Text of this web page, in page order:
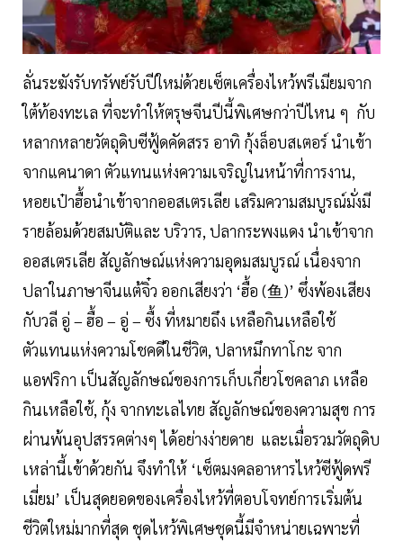
ลั่นระฆังรับทรัพย์รับปีใหม่ด้วยเซ็ตเครื่องไหว้พรีเมียมจาก
ใต้ท้องทะเล ที่จะทำให้ตรุษจีนปีนี้พิเศษกว่าปีไหน ๆ กับ
หลากหลายวัตถุดิบซีฟู้ดคัดสรร อาทิ กุ้งล็อบสเตอร์ นำเข้า
จากแคนาดา ตัวแทนแห่งความเจริญในหน้าที่การงาน,
หอยเป๋าฮื้อนำเข้าจากออสเตรเลีย เสริมความสมบูรณ์มั่งมี
รายล้อมด้วยสมบัติและ บริวาร, ปลากระพงแดง นำเข้าจาก
ออสเตรเลีย สัญลักษณ์แห่งความอุดมสมบูรณ์ เนื่องจาก
ปลาในภาษาจีนแต้จิ๋ว ออกเสียงว่า ‘ฮื้อ (鱼)’ ซึ่งพ้องเสียง
กับวลี อู่ – ฮื้อ – อู่ – ซื้ง ที่หมายถึง เหลือกินเหลือใช้
ตัวแทนแห่งความโชคดีในชีวิต, ปลาหมึกทาโกะ จาก
แอฟริกา เป็นสัญลักษณ์ของการเก็บเกี่ยวโชคลาภ เหลือ
กินเหลือใช้, กุ้ง จากทะเลไทย สัญลักษณ์ของความสุข การ
ผ่านพ้นอุปสรรคต่างๆ ได้อย่างง่ายดาย และเมื่อรวมวัตถุดิบ
เหล่านี้เข้าด้วยกัน จึงทำให้ ‘เซ็ตมงคลอาหารไหว้ซีฟู้ดพรี
เมี่ยม’ เป็นสุดยอดของเครื่องไหว้ที่ตอบโจทย์การเริ่มต้น
ชีวิตใหม่มากที่สุด ชุดไหว้พิเศษชุดนี้มีจำหน่ายเฉพาะที่